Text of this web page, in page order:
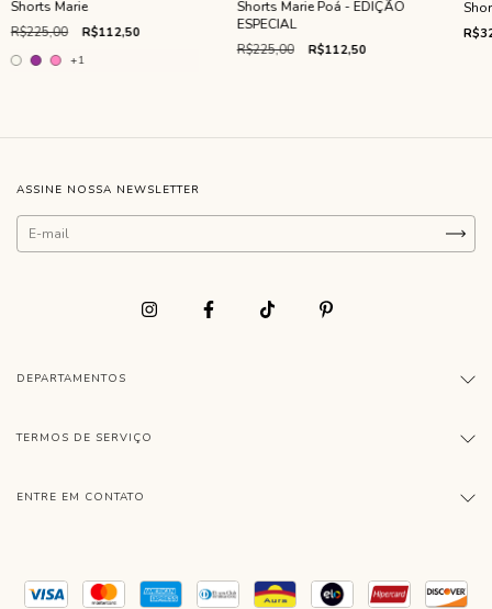
Shorts Marie
R$225,00 R$112,50
+1
Shorts Marie Poá - EDIÇÃO
ESPECIAL
R$225,00 R$112,50
ASSINE NOSSA NEWSLETTER
DEPARTAMENTOS
TERMOS DE SERVIÇO
ENTRE EM CONTATO